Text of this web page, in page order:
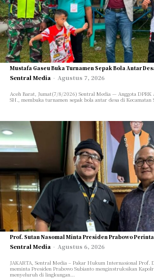
Mustafa Gaseu Buka Turnamen Sepak Bola Antar
Sentral Media - Agustus 7, 2026
Aceh Barat, Jumat(7/8/2026) Sentral Media — Anggota DPRK
SH., membuka turnamen sepak bola antar desa di Kecamatan
Prof. Sutan Nasomal Minta Presiden Prabowo
Sentral Media - Agustus 6, 2026
JAKARTA, Sentral Media – Pakar Hukum Internasional Prof.
meminta Presiden Prabowo Subianto menginstruksikan
menyeluruh di lingkungan...